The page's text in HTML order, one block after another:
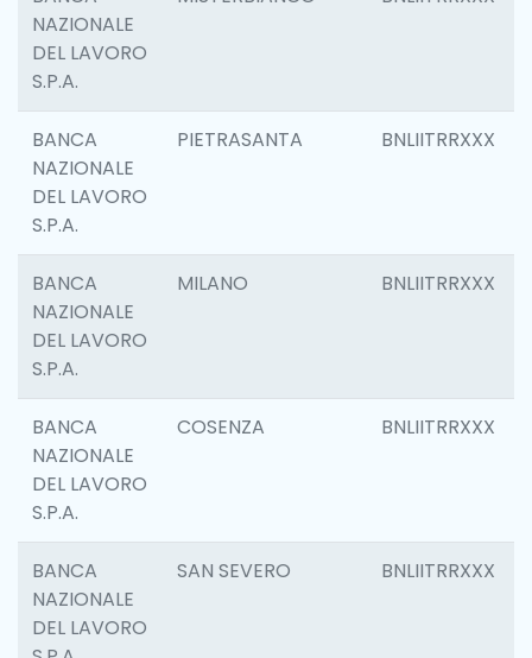
NAZIONALE
DEL LAVORO
S.P.A.
BANCA
NAZIONALE
DEL LAVORO
S.P.A.
PIETRASANTA BNLIITRRXXX
BANCA
NAZIONALE
DEL LAVORO
S.P.A.
MILANO BNLIITRRXXX
BANCA
NAZIONALE
DEL LAVORO
S.P.A.
COSENZA BNLIITRRXXX
BANCA
NAZIONALE
DEL LAVORO
SAN SEVERO BNLIITRRXXX